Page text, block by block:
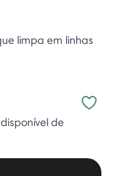
limpa em linhas
de